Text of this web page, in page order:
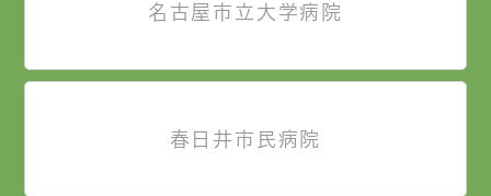
名古屋市立大学病院
春日井市民病院